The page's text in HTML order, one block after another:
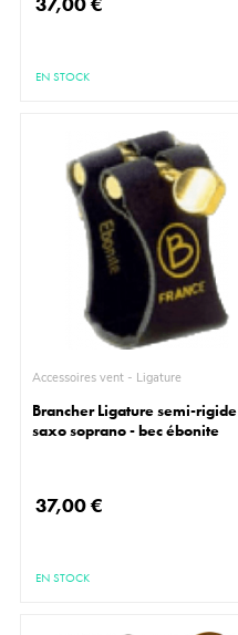
EN STOCK
Accessoires vent - Ligature
Brancher Ligature semi-rigide
saxo soprano - bec ébonite
37,00 €
EN STOCK